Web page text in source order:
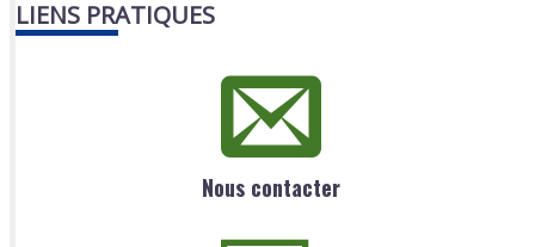
LIENS PRATIQUES
Nous contacter